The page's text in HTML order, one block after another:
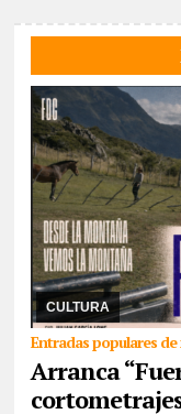
CULTURA
Entradas populares de
Arranca
08/07/2026 Con la
Paganini, este
exhibirán